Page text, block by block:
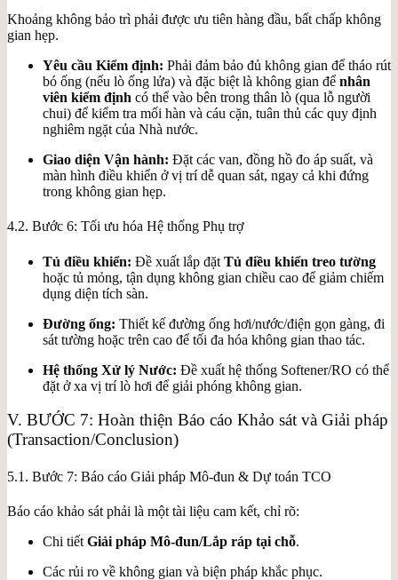
Khoảng không bảo trì phải được ưu tiên hàng đầu, bất chấp không
gian hẹp.
Yêu cầu Kiểm định: Phải đảm bảo đủ không gian để tháo rút
bó ống (nếu lò ống lửa) và đặc biệt là không gian để nhân
viên kiểm định có thể vào bên trong thân lò (qua lỗ người
chui) để kiểm tra mối hàn và cáu cặn, tuân thủ các quy định
nghiêm ngặt của Nhà nước.
Giao diện Vận hành: Đặt các van, đồng hồ đo áp suất, và
màn hình điều khiển ở vị trí dễ quan sát, ngay cả khi đứng
trong không gian hẹp.
4.2. Bước 6: Tối ưu hóa Hệ thống Phụ trợ
Tủ điều khiển: Đề xuất lắp đặt Tủ điều khiển treo tường
hoặc tủ mỏng, tận dụng không gian chiều cao để giảm chiếm
dụng diện tích sàn.
Đường ống: Thiết kế đường ống hơi/nước/điện gọn gàng, đi
sát tường hoặc trên cao để tối đa hóa không gian thao tác.
Hệ thống Xử lý Nước: Đề xuất hệ thống Softener/RO có thể
đặt ở xa vị trí lò hơi để giải phóng không gian.
V. BƯỚC 7: Hoàn thiện Báo cáo Khảo sát và Giải pháp
(Transaction/Conclusion)
5.1. Bước 7: Báo cáo Giải pháp Mô-đun & Dự toán TCO
Báo cáo khảo sát phải là một tài liệu cam kết, chỉ rõ:
Chi tiết Giải pháp Mô-đun/Lắp ráp tại chỗ.
Các rủi ro về không gian và biện pháp khắc phục.